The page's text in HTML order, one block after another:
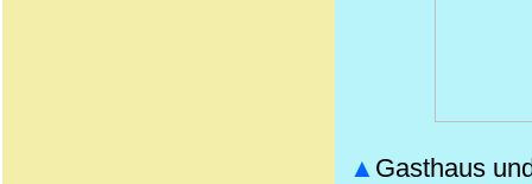
▲ Gasthaus